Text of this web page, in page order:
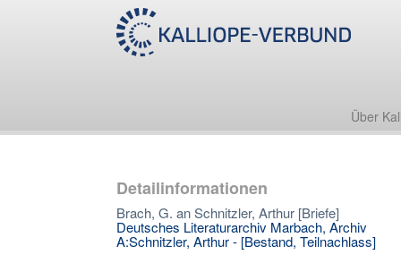
Über
Detailinformationen
Brach, G. an Schnitzler, Arthur [Briefe]
Deutsches Literaturarchiv Marbach, Archiv
A:Schnitzler, Arthur - [Bestand, Teilnachlass]